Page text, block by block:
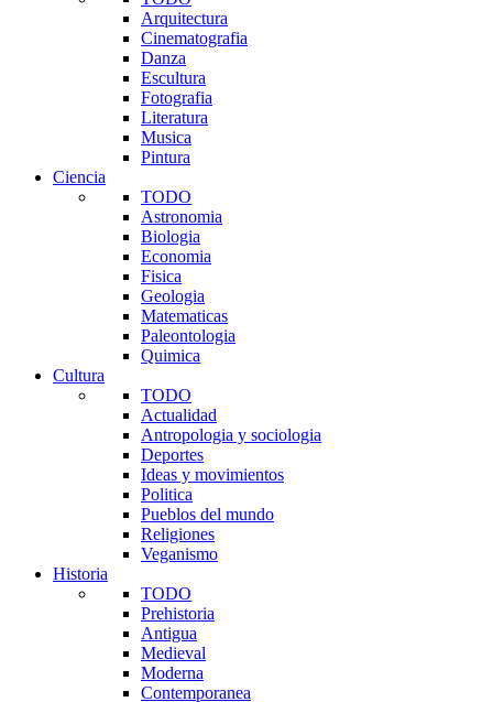
Arquitectura
Cinematografia
Danza
Escultura
Fotografia
Literatura
Musica
Pintura
Ciencia
TODO
Astronomia
Biologia
Economia
Fisica
Geologia
Matematicas
Paleontologia
Quimica
Cultura
TODO
Actualidad
Antropologia y sociologia
Deportes
Ideas y movimientos
Politica
Pueblos del mundo
Religiones
Veganismo
Historia
TODO
Prehistoria
Antigua
Medieval
Moderna
Contemporanea